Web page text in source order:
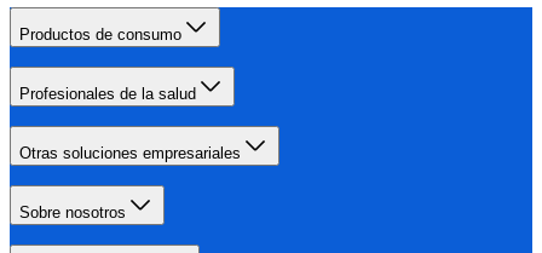
Productos de consumo
Profesionales de la salud
Otras soluciones empresariales
Sobre nosotros